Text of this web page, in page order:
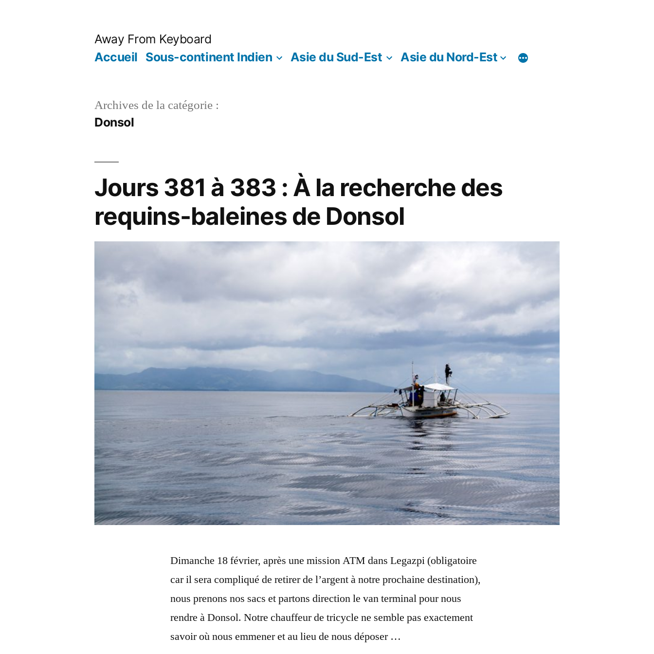
Away From Keyboard
Accueil Sous-continent Indien Asie du Sud-Est Asie du Nord-Est
Archives de la catégorie :
Donsol
Jours 381 à 383 : À la recherche des
requins-baleines de Donsol
Dimanche 18 février, après une mission ATM dans Legazpi (obligatoire
car il sera compliqué de retirer de l’argent à notre prochaine destination),
nous prenons nos sacs et partons direction le van terminal pour nous
rendre à Donsol. Notre chauffeur de tricycle ne semble pas exactement
savoir où nous emmener et au lieu de nous déposer …